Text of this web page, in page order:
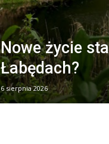
Nowe życie
Łabędach?
6 sierpnia 2026